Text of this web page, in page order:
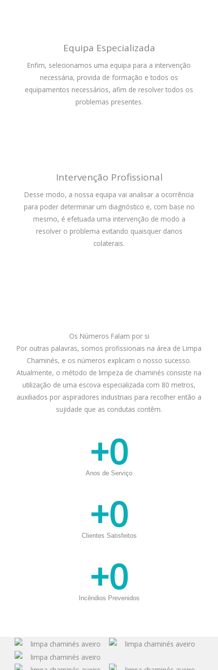
Equipa Especializada
Enfim, selecionamos uma equipa para a intervenção
necessária, provida de formação e todos os
equipamentos necessários, afim de resolver todos os
problemas presentes.
Intervenção Profissional
Desse modo, a nossa equipa vai analisar a ocorrência
para poder determinar um diagnóstico e, com base no
mesmo, é efetuada uma intervenção de modo a
resolver o problema evitando quaisquer danos
colaterais.
Os Números Falam por si
Por outras palavras, somos profissionais na área de Limpa
Chaminés, e os números explicam o nosso sucesso.
Atualmente, o método de limpeza de chaminés consiste na
utilização de uma escova especializada com 80 metros,
auxiliados por aspiradores industriais para recolher então a
sujidade que as condutas contêm.
Anos de Serviço
+0
Clientes Satisfeitos
+0
Incêndios Prevenidos
+0